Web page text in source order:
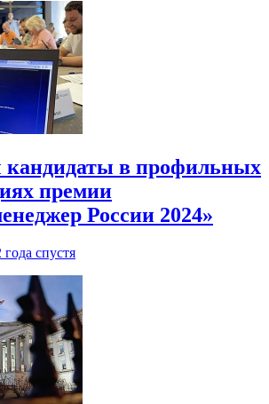
в профильных
премии
России 2024»
года спустя